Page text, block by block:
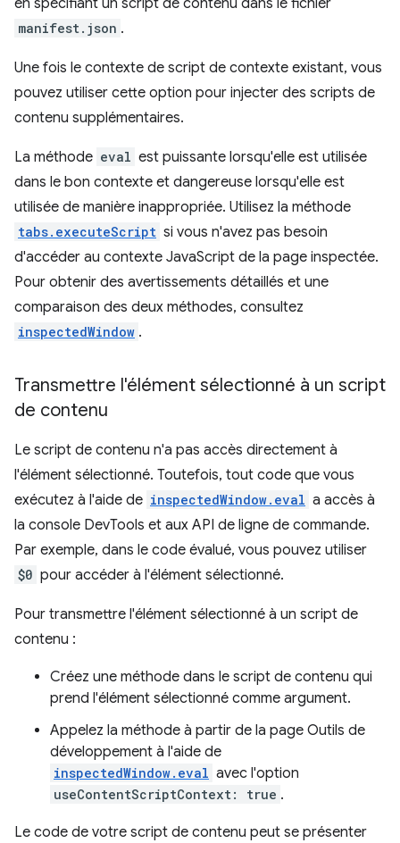
en spécifiant un script de contenu dans le fichier
manifest.json .
Une fois le contexte de script de contexte existant, vous
pouvez utiliser cette option pour injecter des scripts de
contenu supplémentaires.
La méthode eval est puissante lorsqu'elle est utilisée
dans le bon contexte et dangereuse lorsqu'elle est
utilisée de manière inappropriée. Utilisez la méthode
tabs.executeScript si vous n'avez pas besoin
d'accéder au contexte JavaScript de la page inspectée.
Pour obtenir des avertissements détaillés et une
comparaison des deux méthodes, consultez
inspectedWindow .
Transmettre l'élément sélectionné à un script
de contenu
Le script de contenu n'a pas accès directement à
l'élément sélectionné. Toutefois, tout code que vous
exécutez à l'aide de inspectedWindow.eval a accès à
la console DevTools et aux API de ligne de commande.
Par exemple, dans le code évalué, vous pouvez utiliser
$0 pour accéder à l'élément sélectionné.
Pour transmettre l'élément sélectionné à un script de
contenu :
Créez une méthode dans le script de contenu qui
prend l'élément sélectionné comme argument.
Appelez la méthode à partir de la page Outils de
développement à l'aide de
inspectedWindow.eval avec l'option
useContentScriptContext: true .
Le code de votre script de contenu peut se présenter